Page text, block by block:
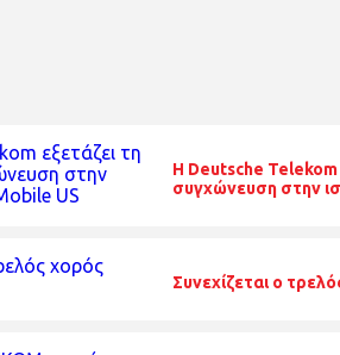
Η Deutsche Telekom
συγχώνευση στην
Συνεχίζεται ο